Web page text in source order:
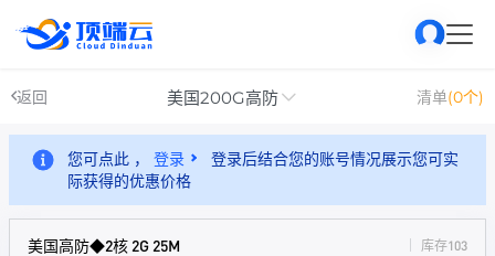
返回 美国200G高防 清单(0个)
您可点此 ， 登录
登录后结合您的账号情况展示您可实
际获得的优惠价格
美国高防◆2核 2G 25M 库存103